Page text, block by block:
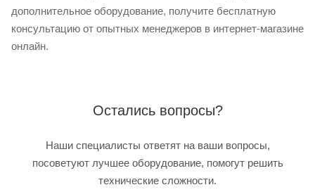
дополнительное оборудование, получите бесплатную
консультацию от опытных менеджеров в интернет-магазине
онлайн.
Остались вопросы?
Наши специалисты ответят на ваши вопросы,
посоветуют лучшее оборудование, помогут решить
технические сложности.